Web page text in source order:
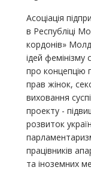
Асоціація
в Республіці
кордонів»
ідей фемінізму
про концепцію
прав жінок,
виховання
проекту -
розвиток
працівників
та іноземних